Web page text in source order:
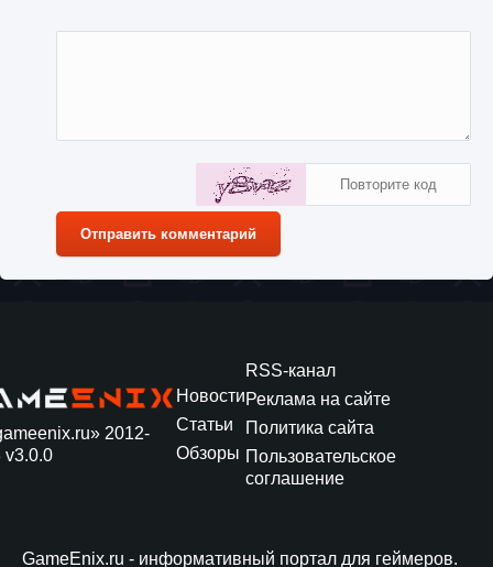
Отправить комментарий
2012-
v3.0.0
Новости
Статьи
Обзоры
RSS-канал
Реклама на сайте
Политика сайта
Пользовательское
соглашение
GameEnix.ru - информативный портал для геймеров.